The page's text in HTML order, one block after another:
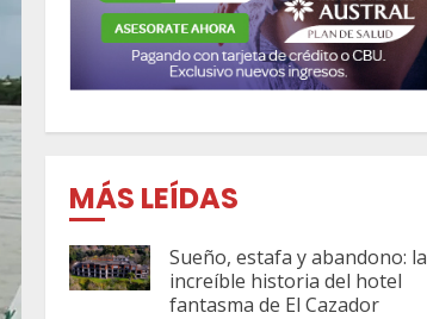
MÁS LEÍDAS
Sueño, estafa y abandono: la
increíble historia del hotel
fantasma de El Cazador